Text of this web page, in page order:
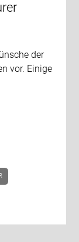
der
vor. Einige